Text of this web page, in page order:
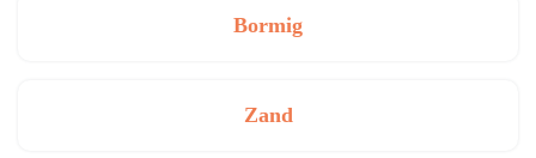
Bormig
Zand